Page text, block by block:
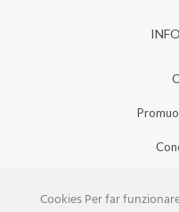
Cookies Per far